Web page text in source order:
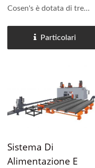
Cosen's è dotata di tre
che si muovono e lavorano
simultaneamente per
incisione efficienti....
Particolari
Sistema Di
Alimentazione E